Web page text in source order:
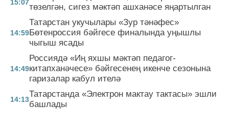
15:07төзелгән, сигез мәктәп ашханәсе яңартылган
14:59
Татарстан укучылары «Зур тәнәфес»
Бөтенроссия бәйгесе финалында уңышлы
чыгыш ясады
14:49
Россиядә «Иң яхшы мәктәп педагог-
китапханәчесе» бәйгесенең икенче сезонына
гаризалар кабул ителә
14:13
Татарстанда «Электрон мактау тактасы» эшли
башлады